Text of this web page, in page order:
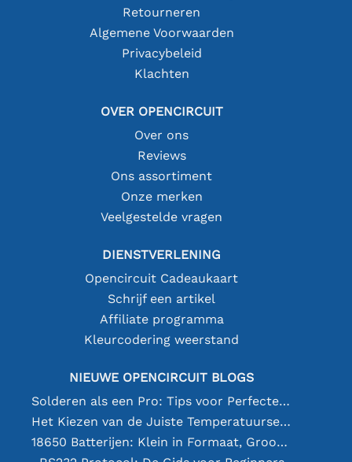
Retourneren
Algemene Voorwaarden
Privacybeleid
Klachten
OVER OPENCIRCUIT
Over ons
Reviews
Ons assortiment
Onze merken
Veelgestelde vragen
DIENSTVERLENING
Opencircuit Cadeaukaart
Schrijf een artikel
Affiliate programma
Kleurcodering weerstand
NIEUWE OPENCIRCUIT BLOGS
Solderen als een Pro: Tips voor Perfecte Elektronische Verbindingen
Het Kiezen van de Juiste Temperatuursensor [youtube]
18650 Batterijen: Klein in Formaat, Groot in Prestatie